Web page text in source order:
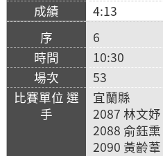
4:13
6
10:30
53
宜蘭縣
2087 林文妤
2088 俞鈺熏
2090 黃齡葦